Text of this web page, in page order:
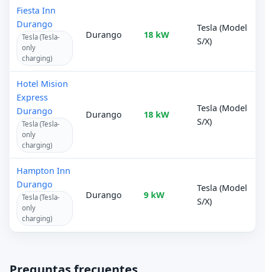
Fiesta Inn
Durango
Tesla (Tesla-
only
charging)
Durango 18 kW
Tesla (Model
S/X)
Hotel Mision
Express
Durango
Tesla (Tesla-
only
charging)
Durango 18 kW
Tesla (Model
S/X)
Hampton Inn
Durango
Tesla (Tesla-
only
charging)
Durango 9 kW
Tesla (Model
S/X)